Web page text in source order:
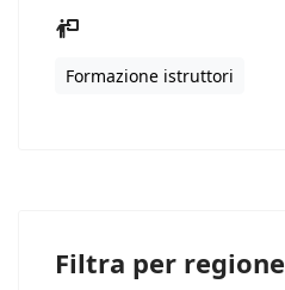
Formazione istruttori
Filtra per regione